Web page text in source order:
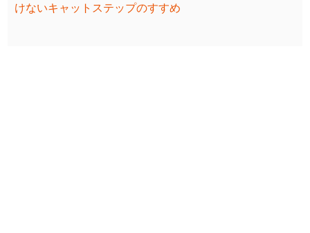
けないキャットステップのすすめ